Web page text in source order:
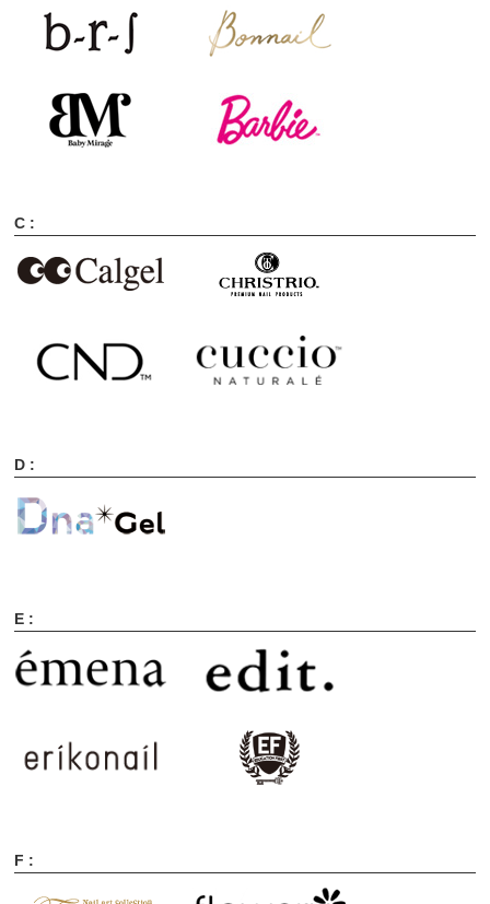
C :
D :
E :
F :